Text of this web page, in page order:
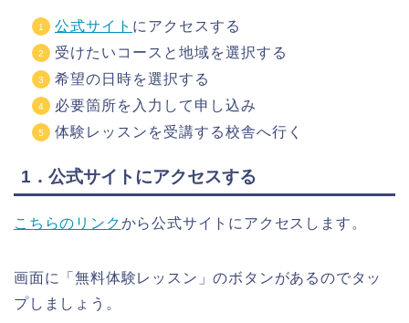
公式サイト にアクセスする
受けたいコースと地域を選択する
希望の日時を選択する
必要箇所を入力して申し込み
体験レッスンを受講する校舎へ行く
1．公式サイトにアクセスする
こちらのリンクから公式サイトにアクセスします。
画面に「無料体験レッスン」のボタンがあるのでタッ
プしましょう。